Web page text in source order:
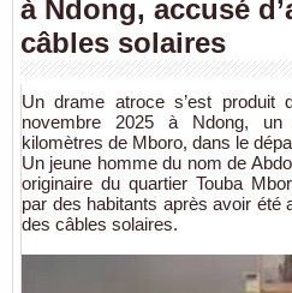
à Ndong, accusé
câbles solaires
Un drame atroce s’est produit
novembre 2025 à Ndong,
kilomètres de Mboro, dans le
Un jeune homme du nom de
originaire du quartier Touba
par des habitants après avoir été
des câbles solaires.